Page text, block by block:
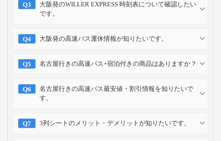
大阪発のWILLER EXPRESS 時刻表について確認したい
です。
大阪発の高速バス運休情報が知りたいです。
名古屋行きの高速バス+宿泊付きの商品はありますか？
名古屋行きの高速バス最安値・割引情報を知りたいで
す。
3列シートのメリット・デメリットが知りたいです。